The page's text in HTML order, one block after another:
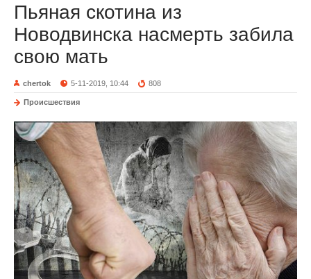
Пьяная скотина из
Новодвинска насмерть забила
свою мать
chertok 5-11-2019, 10:44 808
Происшествия